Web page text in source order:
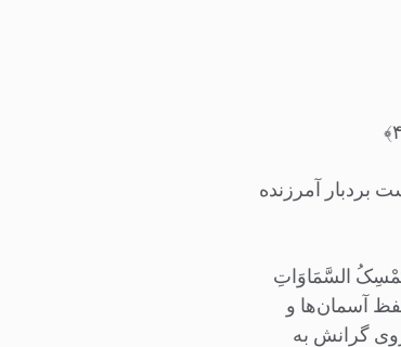
بردبار آمرزنده
«إِنَّ اللَّهَ یُمْسِکُ السَّمَاوَاتِ
آسمان‌ها و
گرانش به